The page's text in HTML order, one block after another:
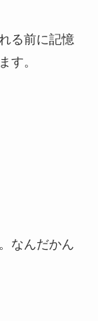
る前に記憶
す。
なんだかん